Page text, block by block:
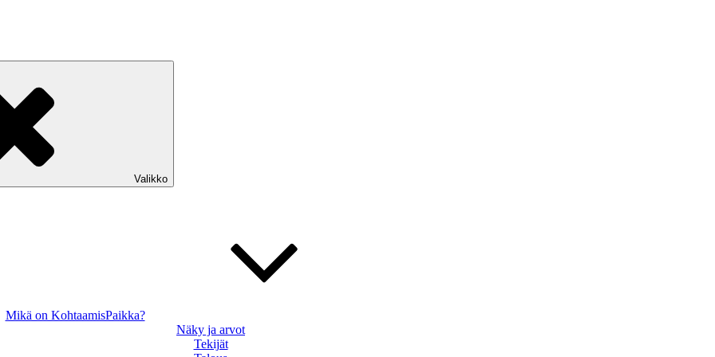
Valikko
Mikä on KohtaamisPaikka?
Näky ja arvot
Tekijät